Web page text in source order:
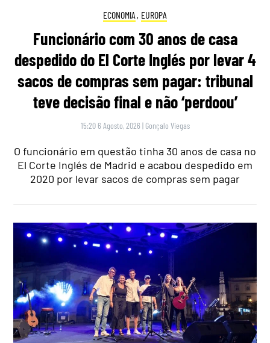
ECONOMIA , EUROPA
Funcionário com 30 anos de casa
despedido do El Corte Inglés por levar 4
sacos de compras sem pagar: tribunal
teve decisão final e não ‘perdoou’
15:20 6 Agosto, 2026 | Gonçalo Viegas
O funcionário em questão tinha 30 anos de casa no
El Corte Inglés de Madrid e acabou despedido em
2020 por levar sacos de compras sem pagar